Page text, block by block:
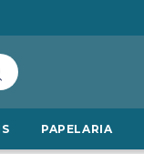
PAPELARIA